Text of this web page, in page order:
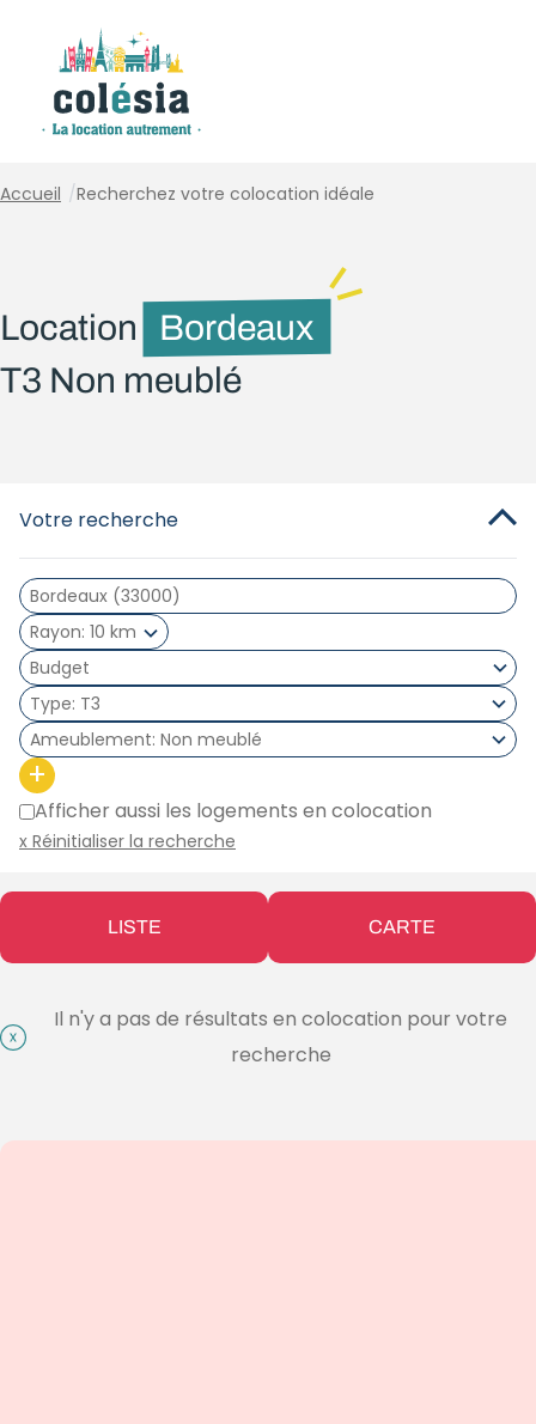
Accueil /Recherchez votre colocation idéale
Location
Bordeaux
T3 Non meublé
Votre recherche
Rayon 10 km
Type T3
Ameublement Non meublé
+
Afficher aussi les logements en colocation
x Réinitialiser la recherche
LISTE CARTE
Il n'y a pas de résultats en colocation pour votre
recherche